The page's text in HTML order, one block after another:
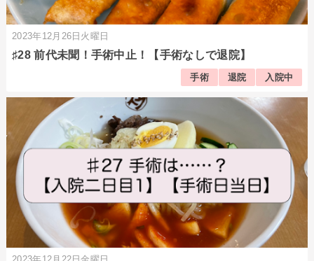
2023年12月26日火曜日
♯28 前代未聞！手術中止！【手術なしで退院】
手術 退院 入院中